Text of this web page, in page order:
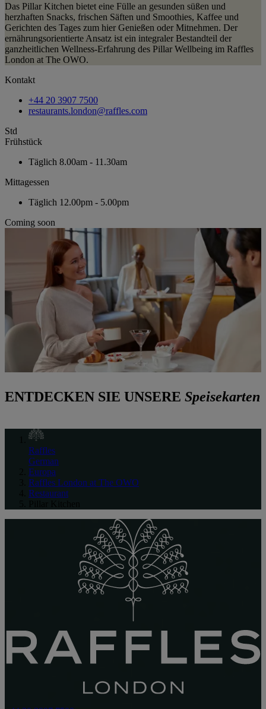
Das Pillar Kitchen bietet eine Fülle an gesunden süßen und
herzhaften Snacks, frischen Säften und Smoothies, Kaffee und
Gerichten des Tages zum hier Genießen oder Mitnehmen. Der
ernährungsorientierte Ansatz ist ein integraler Bestandteil der
ganzheitlichen Wellness-Erfahrung des Pillar Wellbeing im Raffles
London at The OWO.
Kontakt
+44 20 3907 7500
restaurants.london@raffles.com
Std
Frühstück
Täglich 8.00am - 11.30am
Mittagessen
Täglich 12.00pm - 5.00pm
Coming soon
ENTDECKEN SIE UNSERE Speisekarten
Raffles
German
Europa
Raffles London at The OWO
Restaurant